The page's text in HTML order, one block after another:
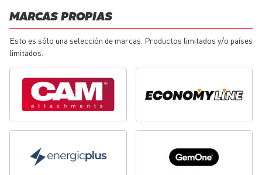
MARCAS PROPIAS
Esto es sólo una selección de marcas. Productos limitados y/o países
limitados.